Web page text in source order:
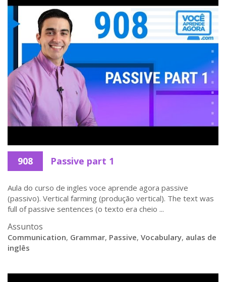
908 Passive part 1
Aula do curso de ingles voce aprende agora passive
(passivo). Vertical farming (produção vertical). The text was
full of passive sentences (o texto era cheio ...
Assuntos
Communication, Grammar, Passive, Vocabulary, aulas de
inglês